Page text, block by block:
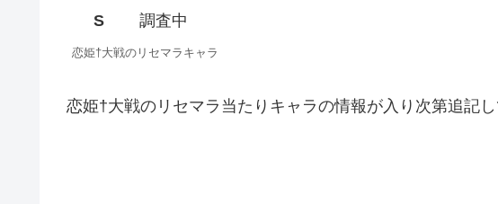
S 調査中
恋姫†大戦のリセマラキャラ
恋姫†大戦のリセマラ当たりキャラの情報が入り次第追記し